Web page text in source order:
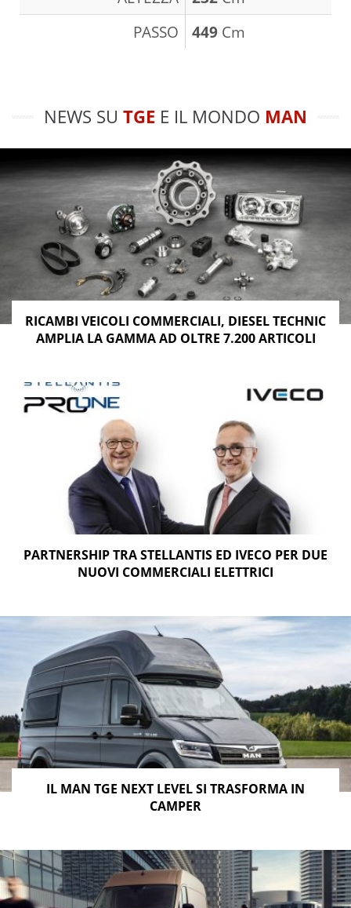
PASSO
449 Cm
NEWS SU TGE E IL MONDO MAN
RICAMBI VEICOLI COMMERCIALI, DIESEL TECHNIC
AMPLIA LA GAMMA AD OLTRE 7.200 ARTICOLI
PARTNERSHIP TRA STELLANTIS ED IVECO PER DUE
NUOVI COMMERCIALI ELETTRICI
IL MAN TGE NEXT LEVEL SI TRASFORMA IN
CAMPER